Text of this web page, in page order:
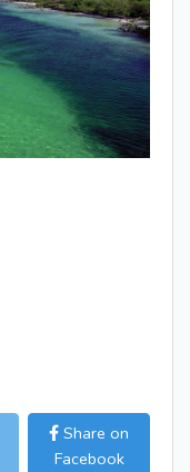
Share on
Facebook